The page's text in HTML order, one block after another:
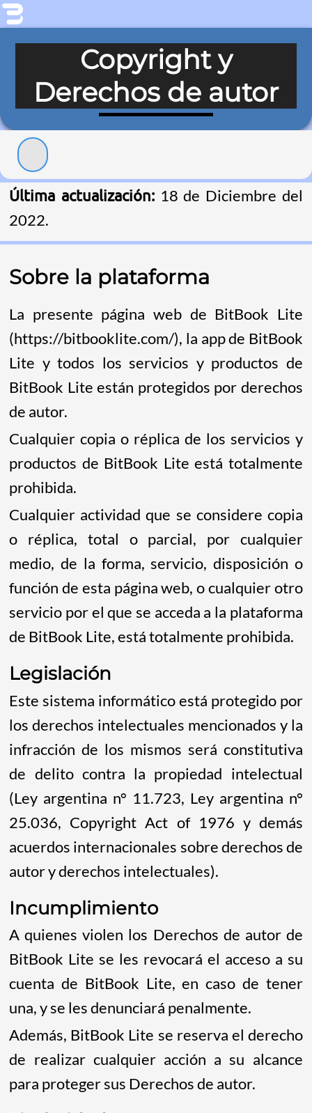
Copyright y
Derechos de autor
Última actualización: 18 de Diciembre del
2022.
Sobre la plataforma
La presente página web de BitBook Lite
(https://bitbooklite.com/), la app de BitBook
Lite y todos los servicios y productos de
BitBook Lite están protegidos por derechos
de autor.
Cualquier copia o réplica de los servicios y
productos de BitBook Lite está totalmente
prohibida.
Cualquier actividad que se considere copia
o réplica, total o parcial, por cualquier
medio, de la forma, servicio, disposición o
función de esta página web, o cualquier otro
servicio por el que se acceda a la plataforma
de BitBook Lite, está totalmente prohibida.
Legislación
Este sistema informático está protegido por
los derechos intelectuales mencionados y la
infracción de los mismos será constitutiva
de delito contra la propiedad intelectual
(Ley argentina n° 11.723, Ley argentina n°
25.036, Copyright Act of 1976 y demás
acuerdos internacionales sobre derechos de
autor y derechos intelectuales).
Incumplimiento
A quienes violen los Derechos de autor de
BitBook Lite se les revocará el acceso a su
cuenta de BitBook Lite, en caso de tener
una, y se les denunciará penalmente.
Además, BitBook Lite se reserva el derecho
de realizar cualquier acción a su alcance
para proteger sus Derechos de autor.